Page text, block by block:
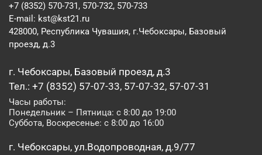
+7 (8352) 570-731, 570-732, 570-733
E-mail: kst@kst21.ru
428000, Республика Чувашия, г.Чебоксары, Базовый
проезд, д.3
г. Чебоксары, Базовый проезд, д.3
Тел.: +7 (8352) 57-07-33, 57-07-32, 57-07-31
Часы работы:
Понедельник – Пятница: с 8:00 до 19:00
Суббота, Воскресенье: с 8:00 до 16:00
г. Чебоксары, ул.Водопроводная, д.9/77